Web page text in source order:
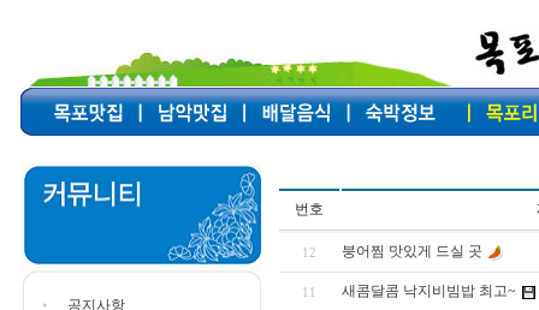
공지사항
번호
12 붕어찜 맛있게 드실 곳
11 새콤달콤 낙지비빔밥 최고~